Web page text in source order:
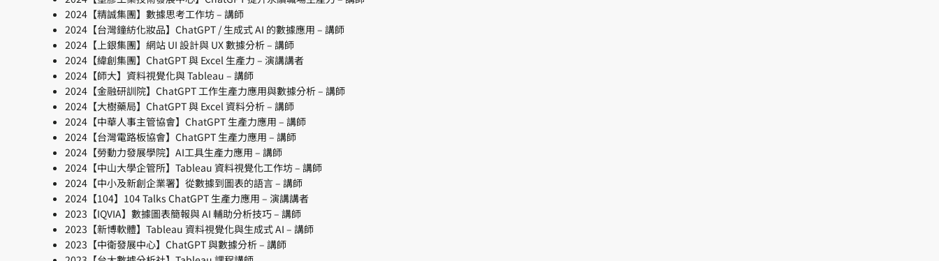
2024【精誠集團】數據思考工作坊 – 講師
2024【台灣鐘紡化妝品】ChatGPT / 生成式 AI 的數據應用 – 講師
2024【上銀集團】網站 UI 設計與 UX 數據分析 – 講師
2024【緯創集團】ChatGPT 與 Excel 生產力 – 演講講者
2024【師大】資料視覺化與 Tableau – 講師
2024【金融研訓院】ChatGPT 工作生產力應用與數據分析 – 講師
2024【大樹藥局】ChatGPT 與 Excel 資料分析 – 講師
2024【中華人事主管協會】ChatGPT 生產力應用 – 講師
2024【台灣電路板協會】ChatGPT 生產力應用 – 講師
2024【勞動力發展學院】AI工具生產力應用 – 講師
2024【中山大學企管所】Tableau 資料視覺化工作坊 – 講師
2024【中小及新創企業署】從數據到圖表的語言 – 講師
2024【104】104 Talks ChatGPT 生產力應用 – 演講講者
2023【IQVIA】數據圖表簡報與 AI 輔助分析技巧 – 講師
2023【新博軟體】Tableau 資料視覺化與生成式 AI – 講師
2023【中衛發展中心】ChatGPT 與數據分析 – 講師